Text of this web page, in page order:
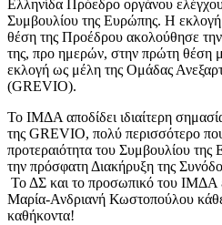
Ελληνίδα Πρόεδρο οργάνου
Συμβουλίου της Ευρώπης. H
θέση της Προέδρου ακολούθησε την
της, προ ημερών, στην πρώτη θέση
εκλογή ως μέλη της Oμάδας
(GREVIO).
Το ΙΜΔΑ αποδίδει ιδιαίτερη
της GREVIO, πολύ περισσότερο
προτεραιότητα του Συμβουλίου
την πρόσφατη Διακήρυξη της
Το ΔΣ και το προσωπικό του ΙΜΔΑ
Μαρία-Ανδριανή Κωστοπούλου κάθε
καθήκοντα!